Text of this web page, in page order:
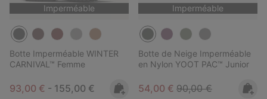
Imperméable
Botte Imperméable WINTER
CARNIVAL™ Femme
Minimum sale price:
93,00 € - Maximum price:
155,00 €
Imperméable
Botte de Neige Imperméable
en Nylon YOOT PAC™ Junior
Sale price:
54,00 € Regular price:
90,00 €